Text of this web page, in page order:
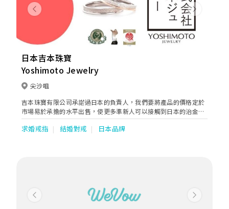
Previous Next
日本吉本珠寶
Yoshimoto Jewelry
尖沙咀
吉本珠寶有限公司承諾過日本的負責人，我們要將產品的價格定於
市場易於承擔的水平出售，使更多準新人可以接觸到日本的治金工
藝及款式，而我們更會不斷引入更多對戒款式， 目標係要做到日本
以外最多日本對戒款式的店舖。
求婚戒指 結婚對戒 日本品牌
Previous Next